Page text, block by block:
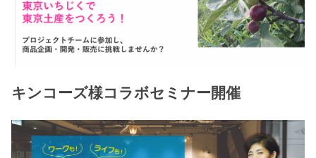
キンコーズ様コラボセミナー開催